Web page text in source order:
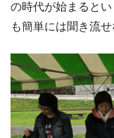
の時代が始まると
も簡単には聞き流